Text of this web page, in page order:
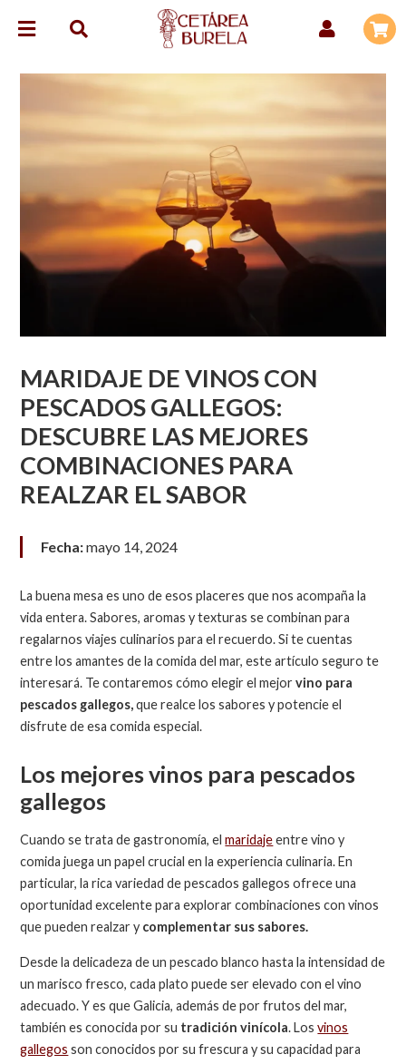
MARIDAJE DE VINOS CON
PESCADOS GALLEGOS:
DESCUBRE LAS MEJORES
COMBINACIONES PARA
REALZAR EL SABOR
Fecha:mayo 14, 2024
La buena mesa es uno de esos placeres que nos acompaña la
vida entera. Sabores, aromas y texturas se combinan para
regalarnos viajes culinarios para el recuerdo. Si te cuentas
entre los amantes de la comida del mar, este artículo seguro te
interesará. Te contaremos cómo elegir el mejorvino para
pescados gallegos,que realce los sabores y potencie el
disfrute de esa comida especial.
Los mejores vinos para pescados
gallegos
Cuando se trata de gastronomía, elmaridajeentre vino y
comida juega un papel crucial en la experiencia culinaria. En
particular, la rica variedad de pescados gallegos ofrece una
oportunidad excelente para explorar combinaciones con vinos
que pueden realzar y complementar sus sabores.
Desde la delicadeza de un pescado blanco hasta la intensidad de
un marisco fresco, cada plato puede ser elevado con el vino
adecuado. Y es que Galicia, además de por frutos del mar,
también es conocida por su tradición vinícola. Losvinos
gallegos son conocidos por su frescura y su capacidad para